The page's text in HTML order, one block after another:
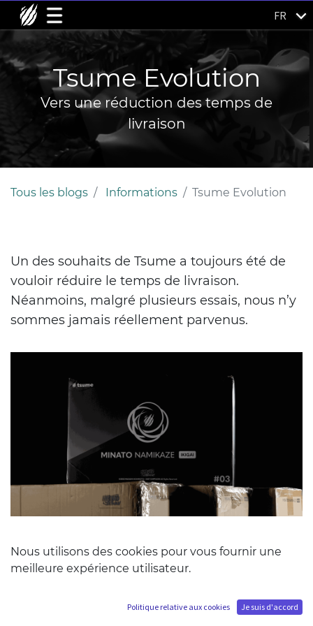
FR
Tsume Evolution
Vers une réduction des temps de
livraison
Tous les blogs Informations Tsume Evolution
Un des souhaits de Tsume a toujours été de
vouloir réduire le temps de livraison.
Néanmoins, malgré plusieurs essais, nous n’y
sommes jamais réellement parvenus.
proches que jamais de cet objectif.
Nous utilisons des cookies pour vous fournir une
meilleure expérience utilisateur.
Politique relative aux cookies Je suis d'accord